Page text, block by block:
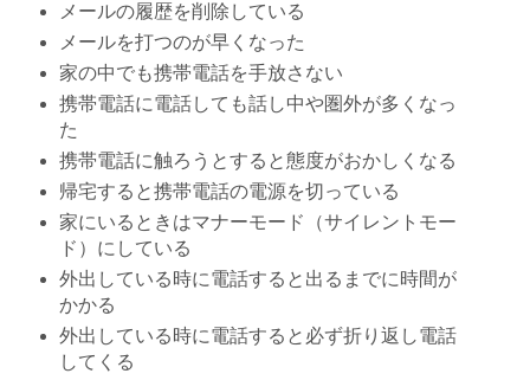
メールの履歴を削除している
メールを打つのが早くなった
家の中でも携帯電話を手放さない
携帯電話に電話しても話し中や圏外が多くなっ
た
携帯電話に触ろうとすると態度がおかしくなる
帰宅すると携帯電話の電源を切っている
家にいるときはマナーモード（サイレントモー
ド）にしている
外出している時に電話すると出るまでに時間が
かかる
外出している時に電話すると必ず折り返し電話
してくる